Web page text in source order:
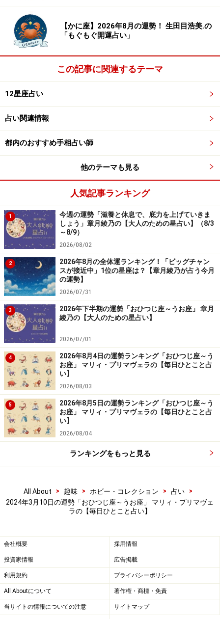
2024年3月10日の運勢「ふたご座」
父親や兄、伯叔父が運気回復のカギを握っています。コ
ミュニケーションを取ってみて。
＞【3月の運勢】はこちら
＞【2024年上半期の運勢】はこちら
かに座（6月22日～7月22日生まれ）
2024年3月10日の運勢「かに座」
心機一転するチャンス。思い切ったことをするのがカ
ギ。
＞【3月の運勢】はこちら
＞【2024年上半期の運勢】はこちら
2024年3月10日の運勢「しし座」
運気はダウン……。ただ、“赤いもの”を持つと復活。赤い
＞【3月の運勢】はこちら
＞【2024年上半期の運勢】はこちら
おとめ座（8月23日～9月22日生まれ）
【かに座】2026年8月の運勢！ 生田目浩美.の
「もぐもぐ開運占い」
この記事に関連するテーマ
12星座占い
占い関連情報
都内のおすすめ手相占い師
他のテーマも見る
人気記事ランキング
1
今週の運勢「滋養と休息で、底力を上げていきま
しょう」章月綾乃の【大人のための星占い】（8/3
～8/9）
2026/08/02
2
2026年8月の全体運ランキング！「ビッグチャン
スが接近中」1位の星座は？【章月綾乃が占う今月
の運勢】
2026/07/31
3
2026年下半期の運勢「おひつじ座～うお座」 章月
綾乃の【大人のための星占い】
2026/07/01
4
2026年8月4日の運勢ランキング「おひつじ座～う
お座」 マリィ・プリマヴェラの【毎日ひとこと占
い】
2026/08/03
5
2026年8月5日の運勢ランキング「おひつじ座～う
お座」 マリィ・プリマヴェラの【毎日ひとこと占
い】
2026/08/04
ランキングをもっと見る
All About > 趣味 > ホビー・コレクション > 占い
>
2024年3月10日の運勢「おひつじ座～うお座」 マリィ・プリマヴェ
ラの【毎日ひとこと占い】
会社概要 採用情報
投資家情報 広告掲載
利用規約 プライバシーポリシー
All Aboutについて 著作権・商標・免責
当サイトの情報についての注意 サイトマップ